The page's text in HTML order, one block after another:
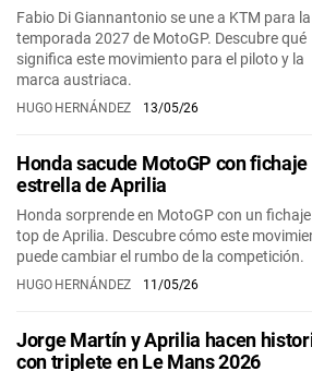
Fabio Di Giannantonio se une a KTM para la
temporada 2027 de MotoGP. Descubre qué
significa este movimiento para el piloto y la
marca austriaca.
HUGO HERNÁNDEZ 13/05/26
Honda sacude MotoGP con fichaje
estrella de Aprilia
Honda sorprende en MotoGP con un fichaje
top de Aprilia. Descubre cómo este
puede cambiar el rumbo de la competición.
HUGO HERNÁNDEZ 11/05/26
Jorge Martín y Aprilia hacen
con triplete en Le Mans 2026